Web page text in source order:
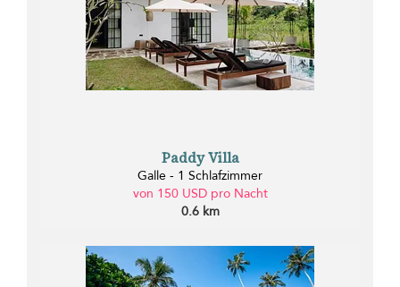
Paddy Villa
Galle - 1 Schlafzimmer
von 150 USD pro Nacht
0.6 km